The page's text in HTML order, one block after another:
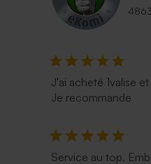
J'ai acheté 1valise
Je recommande
Service au top.